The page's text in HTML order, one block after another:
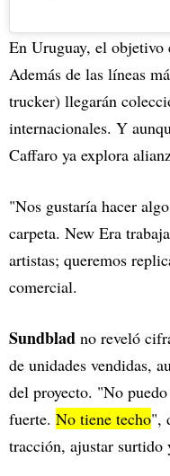
En Uruguay, el objetivo
Además de las líneas
trucker) llegarán
internacionales. Y
Caffaro ya explora
"Nos gustaría hacer
carpeta. New Era
artistas; queremos
comercial.
Sundblad no reveló
de unidades vendidas,
del proyecto. "No
fuerte. No tiene techo",
tracción, ajustar surtido